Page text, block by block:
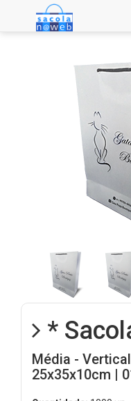
*
Média -
25x35x10cm |